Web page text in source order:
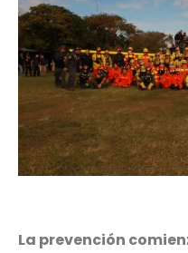
La prevención